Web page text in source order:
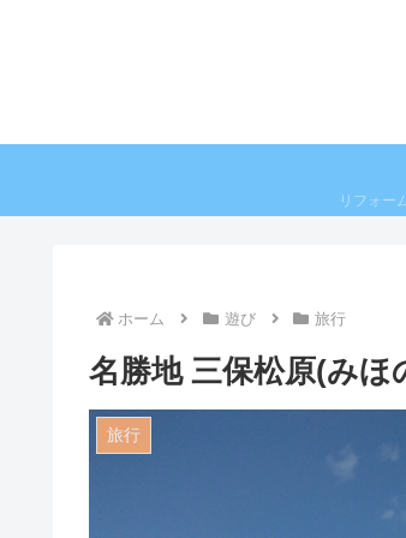
リフォー
ホーム 遊び 旅行
名勝地 三保松原(みほ
旅行